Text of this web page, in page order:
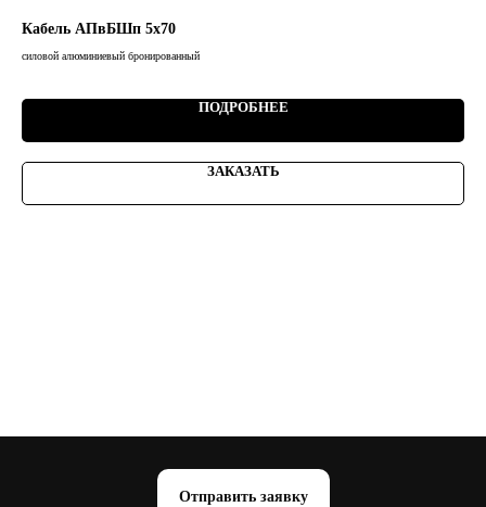
Кабель АПвБШп 5х70
силовой алюминиевый бронированный
ПОДРОБНЕЕ
ЗАКАЗАТЬ
Отправить заявку